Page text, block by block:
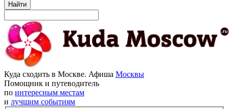
Найти
Куда сходить в Москве. Афиша Москвы
Помощник и путеводитель
по интересным местам
и лучшим событиям